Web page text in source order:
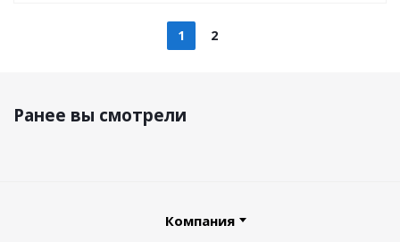
1 2
Ранее вы смотрели
Компания